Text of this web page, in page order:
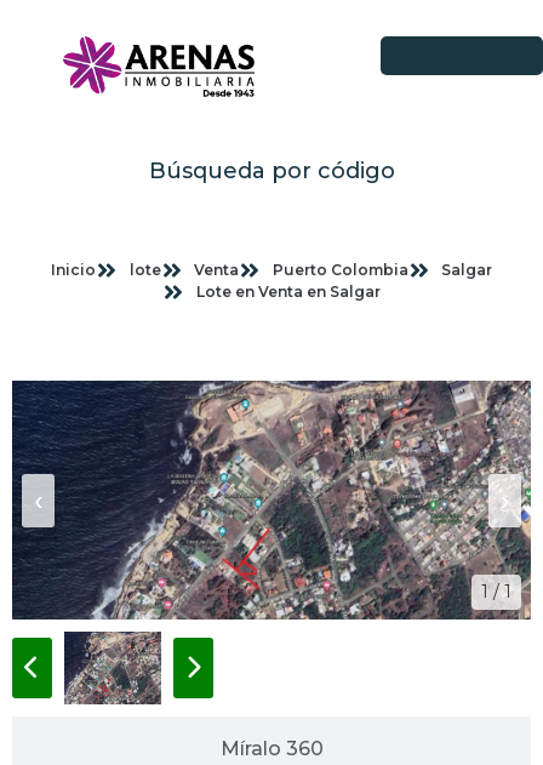
Búsqueda por código
Inicio lote Venta Puerto Colombia
Salgar
Lote en Venta en Salgar
Míralo 360
1 / 1
‹ ›